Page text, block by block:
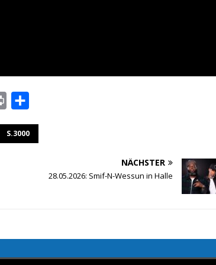
i
i
S.3000
NÄCHSTER
28.05.2026: Smif-N-Wessun in Halle